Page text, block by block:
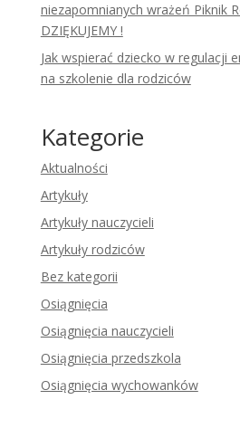
niezapomnianych wrażeń Piknik
DZIĘKUJEMY !
Jak wspierać dziecko w regulacji
na szkolenie dla rodziców
Kategorie
Aktualności
Artykuły
Artykuły nauczycieli
Artykuły rodziców
Bez kategorii
Osiągnięcia
Osiągnięcia nauczycieli
Osiągnięcia przedszkola
Osiągnięcia wychowanków